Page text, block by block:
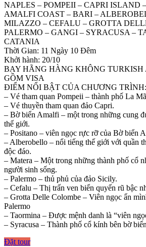
NAPLES – POMPEII – CAPRI ISLAND
AMALFI COAST – BARI –
MILAZZO – CEFALU – GROTTA
PALERMO – GANGI – SYRACUSA –
CATANIA
Thời Gian: 11 Ngày 10 Đêm
Khởi hành: 20/10
BAY HÃNG HÀNG KHÔNG
GỒM VISA
ĐIỂM NỔI BẬT CỦA CHƯƠNG TRÌNH:
– Vé tham quan Pompeii – thành phố La
– Vé thuyền tham quan đảo Capri.
– Bờ biển Amalfi – một trong những cung
thế giới.
– Positano – viên ngọc rực rỡ của Bờ biển
– Alberobello – nổi tiếng thế giới với quần
độc đáo.
– Matera – Một trong những thành phố cổ
người sinh sống.
– Palermo – thủ phủ của đảo Sicily.
– Cefalu – Thị trấn ven biển quyến rũ bậc
– Grotta Delle Colombe – Viên ngọc ẩn
Palermo
– Taormina – Được mệnh danh là “viên
– Syracusa – Thành phố cổ kính bên bờ
Đặt tour